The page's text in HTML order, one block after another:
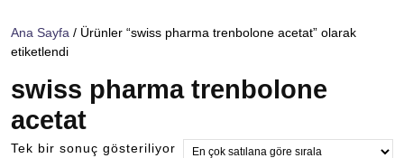
Ana Sayfa / Ürünler “swiss pharma trenbolone acetat” olarak
etiketlendi
swiss pharma trenbolone
acetat
Tek bir sonuç gösteriliyor